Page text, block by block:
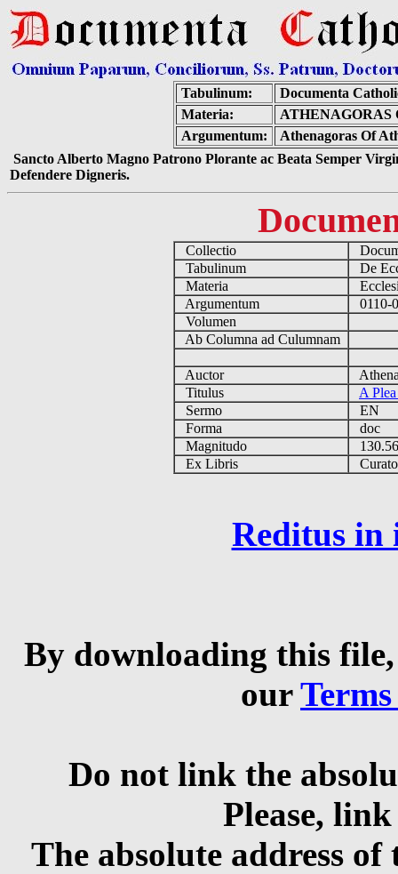
Tabulinum:
Documenta
Materia:
ATHENAGORAS
Argumentum:
Athenagoras Of
Sancto Alberto Magno Patrono Plorante ac Beata Semper
Defendere Digneris.
Collectio
Tabulinum
De
Materia
Argumentum
0110-
Volumen
Ab Columna ad Culumnam
Auctor
Titulus
A
Sermo
EN
Forma
doc
Magnitudo
Ex Libris
Reditus in
By downloading this
our
Do not link the
Please,
The absolute address